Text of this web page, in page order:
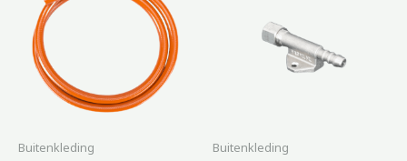
Buitenkleding Buitenkleding